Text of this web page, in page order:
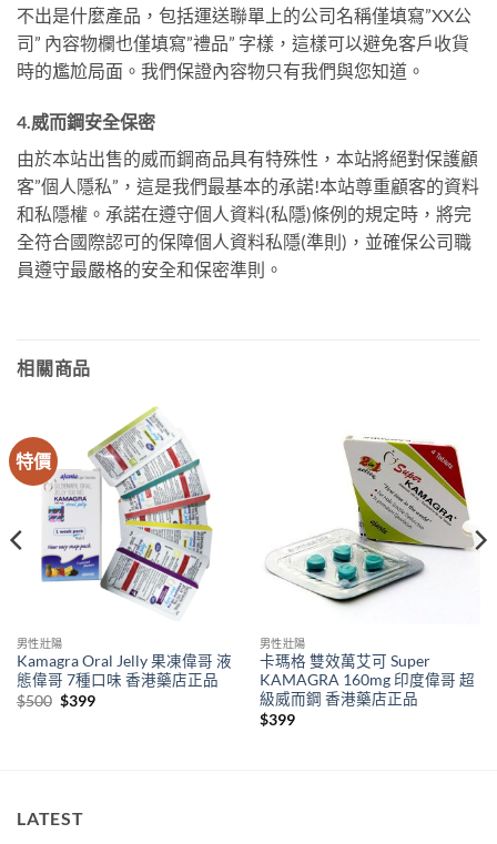
不出是什麼產品，包括運送聯單上的公司名稱僅填寫”XX公
司” 內容物欄也僅填寫”禮品” 字樣，這樣可以避免客戶收貨
時的尷尬局面。我們保證內容物只有我們與您知道。
4.威而鋼安全保密
由於本站出售的威而鋼商品具有特殊性，本站將絕對保護顧
客”個人隱私”，這是我們最基本的承諾!本站尊重顧客的資料
和私隱權。承諾在遵守個人資料(私隱)條例的規定時，將完
全符合國際認可的保障個人資料私隱(準則)，並確保公司職
員遵守最嚴格的安全和保密準則。
相關商品
特價
男性壯陽
Kamagra Oral Jelly 果凍偉哥 液
態偉哥 7種口味 香港藥店正品
$500 Original
$399Current
男性壯陽
卡瑪格 雙效萬艾可 Super
KAMAGRA 160mg 印度偉哥 超
級威而鋼 香港藥店正品
$399
LATEST